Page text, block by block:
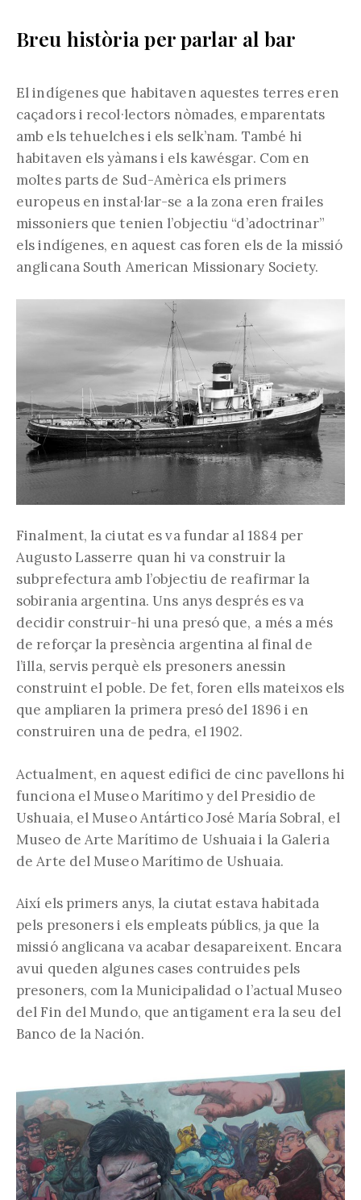
Breu història per parlar al bar
El indígenes que habitaven aquestes terres eren
caçadors i recol·lectors nòmades, emparentats
amb els tehuelches i els selk’nam. També hi
habitaven els yàmans i els kawésgar. Com en
moltes parts de Sud-Amèrica els primers
europeus en instal·lar-se a la zona eren frailes
missoniers que tenien l’objectiu “d’adoctrinar”
els indígenes, en aquest cas foren els de la missió
anglicana South American Missionary Society.
Finalment, la ciutat es va fundar al 1884 per
Augusto Lasserre quan hi va construir la
subprefectura amb l’objectiu de reafirmar la
sobirania argentina. Uns anys després es va
decidir construir-hi una presó que, a més a més
de reforçar la presència argentina al final de
l’illa, servis perquè els presoners anessin
construint el poble. De fet, foren ells mateixos els
que ampliaren la primera presó del 1896 i en
construiren una de pedra, el 1902.
Actualment, en aquest edifici de cinc pavellons hi
funciona el Museo Marítimo y del Presidio de
Ushuaia, el Museo Antártico José María Sobral, el
Museo de Arte Marítimo de Ushuaia i la Galeria
de Arte del Museo Marítimo de Ushuaia.
Així els primers anys, la ciutat estava habitada
pels presoners i els empleats públics, ja que la
missió anglicana va acabar desapareixent. Encara
avui queden algunes cases contruides pels
presoners, com la Municipalidad o l’actual Museo
del Fin del Mundo, que antigament era la seu del
Banco de la Nación.